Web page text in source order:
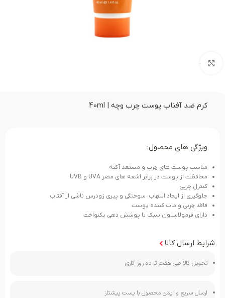
بزرگنمایی تصویر
کرم ضد آفتاب پوست چرب وچه | 40ml
ویژگی های محصول:
مناسب پوست های چرب و مستعد آکنه
محافظت از پوست در برابر اشعه های مضر UVA و UVB
کنترل چربی
جلوگیری از ایجاد التهاب، سوختگی و پیری زودرس ناشی از آفتاب
فاقد چربی و مات کننده پوست
دارای فرمولاسیون سبک با پوشش دهی یکنواخت
شرایط ارسال کالا
تحویل کالا طی هفت تا ده روز کاری
ارسال سریع و ایمن محصول با پست پیشتاز